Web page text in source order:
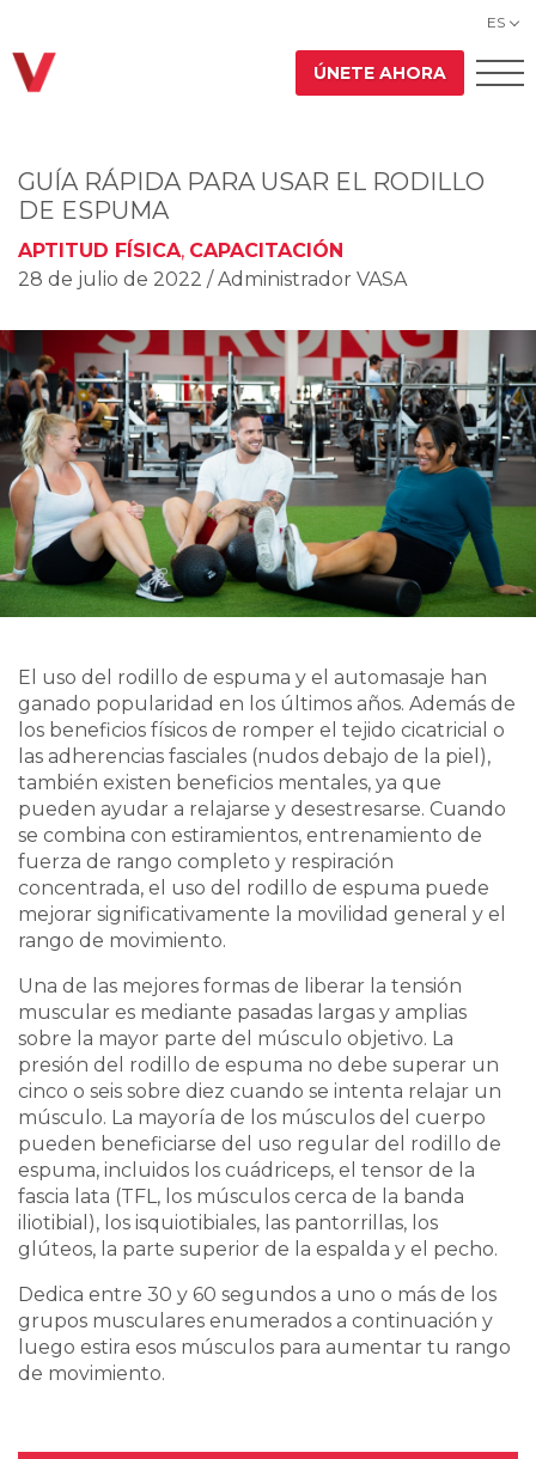
ES
ÚNETE AHORA
GUÍA RÁPIDA PARA USAR EL RODILLO
DE ESPUMA
APTITUD FÍSICA, CAPACITACIÓN
28 de julio de 2022 / Administrador VASA
El uso del rodillo de espuma y el automasaje han
ganado popularidad en los últimos años. Además de
los beneficios físicos de romper el tejido cicatricial o
las adherencias fasciales (nudos debajo de la piel),
también existen beneficios mentales, ya que
pueden ayudar a relajarse y desestresarse. Cuando
se combina con estiramientos, entrenamiento de
fuerza de rango completo y respiración
concentrada, el uso del rodillo de espuma puede
mejorar significativamente la movilidad general y el
rango de movimiento.
Una de las mejores formas de liberar la tensión
muscular es mediante pasadas largas y amplias
sobre la mayor parte del músculo objetivo. La
presión del rodillo de espuma no debe superar un
cinco o seis sobre diez cuando se intenta relajar un
músculo. La mayoría de los músculos del cuerpo
pueden beneficiarse del uso regular del rodillo de
espuma, incluidos los cuádriceps, el tensor de la
fascia lata (TFL, los músculos cerca de la banda
iliotibial), los isquiotibiales, las pantorrillas, los
glúteos, la parte superior de la espalda y el pecho.
Dedica entre 30 y 60 segundos a uno o más de los
grupos musculares enumerados a continuación y
luego estira esos músculos para aumentar tu rango
de movimiento.